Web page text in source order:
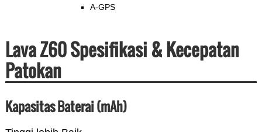
A-GPS
Lava Z60 Spesifikasi & Kecepatan
Patokan
Kapasitas Baterai (mAh)